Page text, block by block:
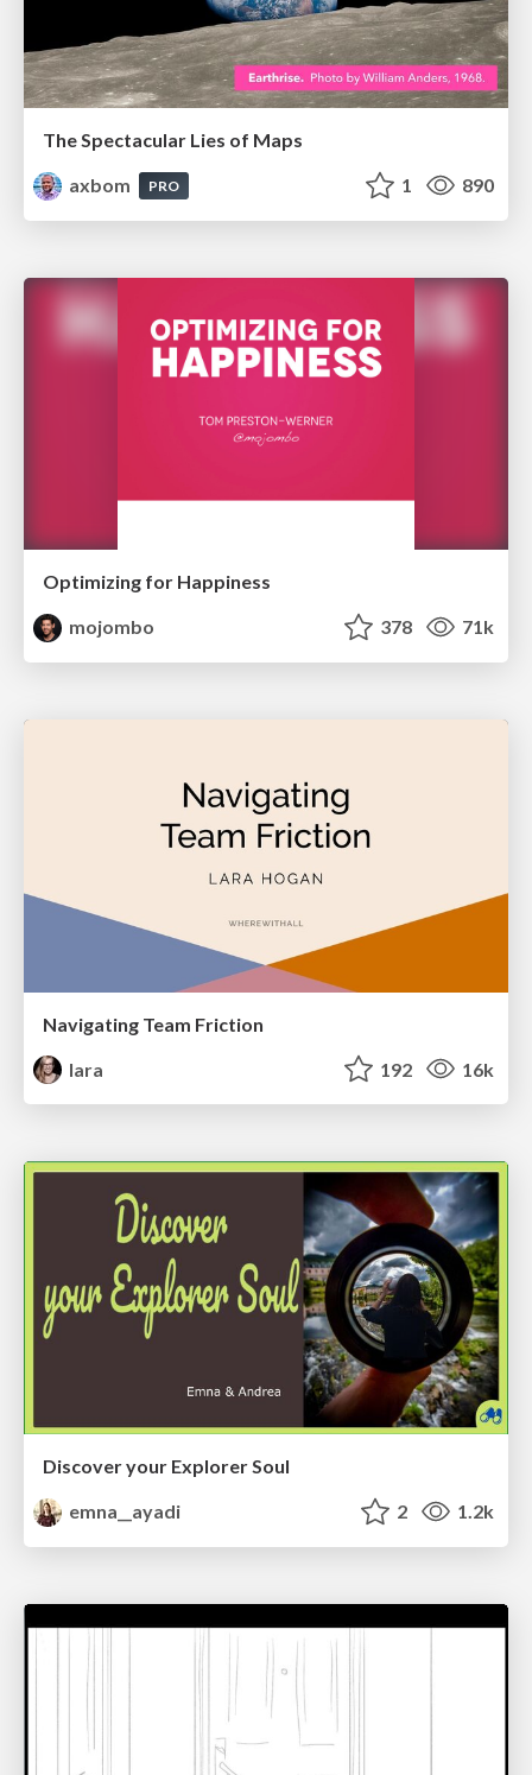
The Spectacular Lies of Maps
axbom
PRO 1 890
Optimizing for Happiness
mojombo
378 71k
Navigating Team Friction
lara
192 16k
Discover your Explorer Soul
emna__ayadi
2 1.2k